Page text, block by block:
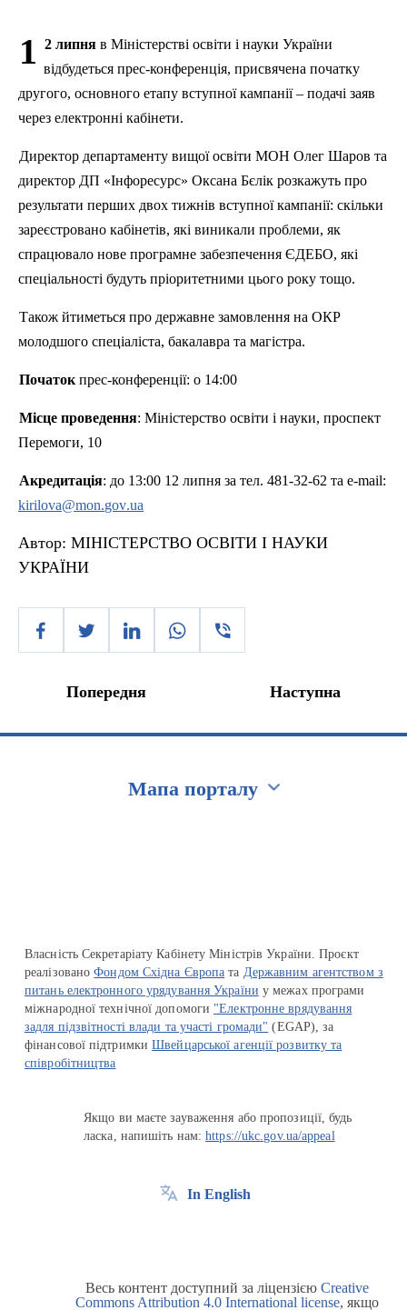
1 2 липня в Міністерстві освіти і науки України
відбудеться прес-конференція, присвячена початку
другого, основного етапу вступної кампанії– подачі заяв
через електронні кабінети.
Директор департаменту вищої освіти МОН Олег Шаров та
директор ДП «Інфоресурс» Оксана Бєлік розкажуть про
результати перших двох тижнів вступної кампанії: скільки
зареєстровано кабінетів, які виникали проблеми, як
спрацювало нове програмне забезпечення ЄДЕБО, які
спеціальності будуть пріоритетними цього року тощо.
Також йтиметься про державне замовлення на ОКР
молодшого спеціаліста, бакалавра та магістра.
Початок прес-конференції: о 14:00
Місце проведення: Міністерство освіти і науки, проспект
Перемоги, 10
Акредитація: до 13:00 12 липня за тел. 481-32-62 та e-mail:
kirilova@mon.gov.ua
Автор: МІНІСТЕРСТВО ОСВІТИ І НАУКИ
УКРАЇНИ
Попередня Наступна
Мапа порталу
Власність Секретаріату Кабінету Міністрів України. Проєкт
реалізованоФондом Східна Європа та Державним агентством з
питань електронного урядування України у межах програми
міжнародної технічної допомоги "Електронне врядування
задля підзвітності влади та участі громади" (EGAP), за
фінансової підтримкиШвейцарської агенції розвитку та
співробітництва
Якщо ви маєте зауваження або пропозиції, будь
ласка, напишіть нам:https://ukc.gov.ua/appeal
In English
Весь контент доступний за ліцензією Creative
Commons Attribution 4.0 International license, якщо